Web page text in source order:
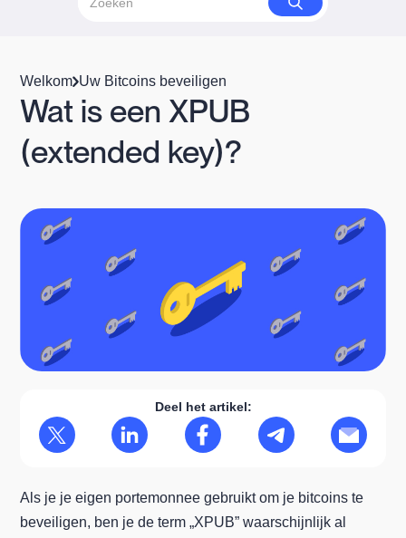
Welkom Uw Bitcoins beveiligen
Wat is een XPUB
(extended key)?
Deel het artikel:
Als je je eigen portemonnee gebruikt om je bitcoins te
beveiligen, ben je de term „XPUB” waarschijnlijk al